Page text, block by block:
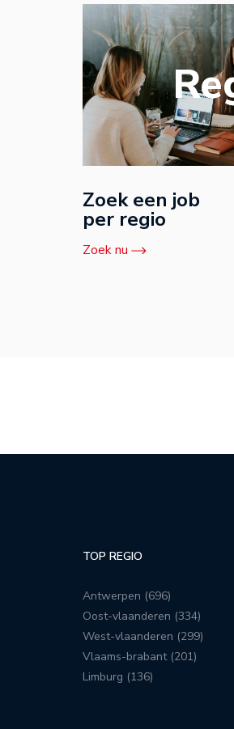
Zoek een job
per regio
Zoek nu
TOP REGIO
Antwerpen (696)
Oost-vlaanderen (334)
West-vlaanderen (299)
Vlaams-brabant (201)
Limburg (136)